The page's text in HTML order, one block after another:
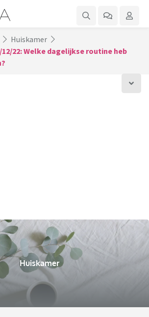
Huiskamer
12/22: Welke dagelijkse routine heb
Huiskamer